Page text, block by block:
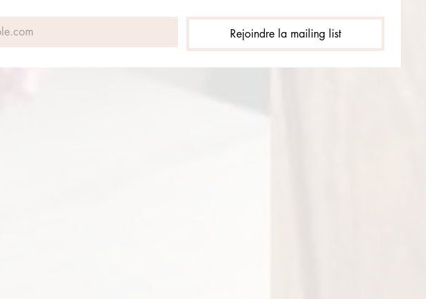
Rejoindre la mailing list